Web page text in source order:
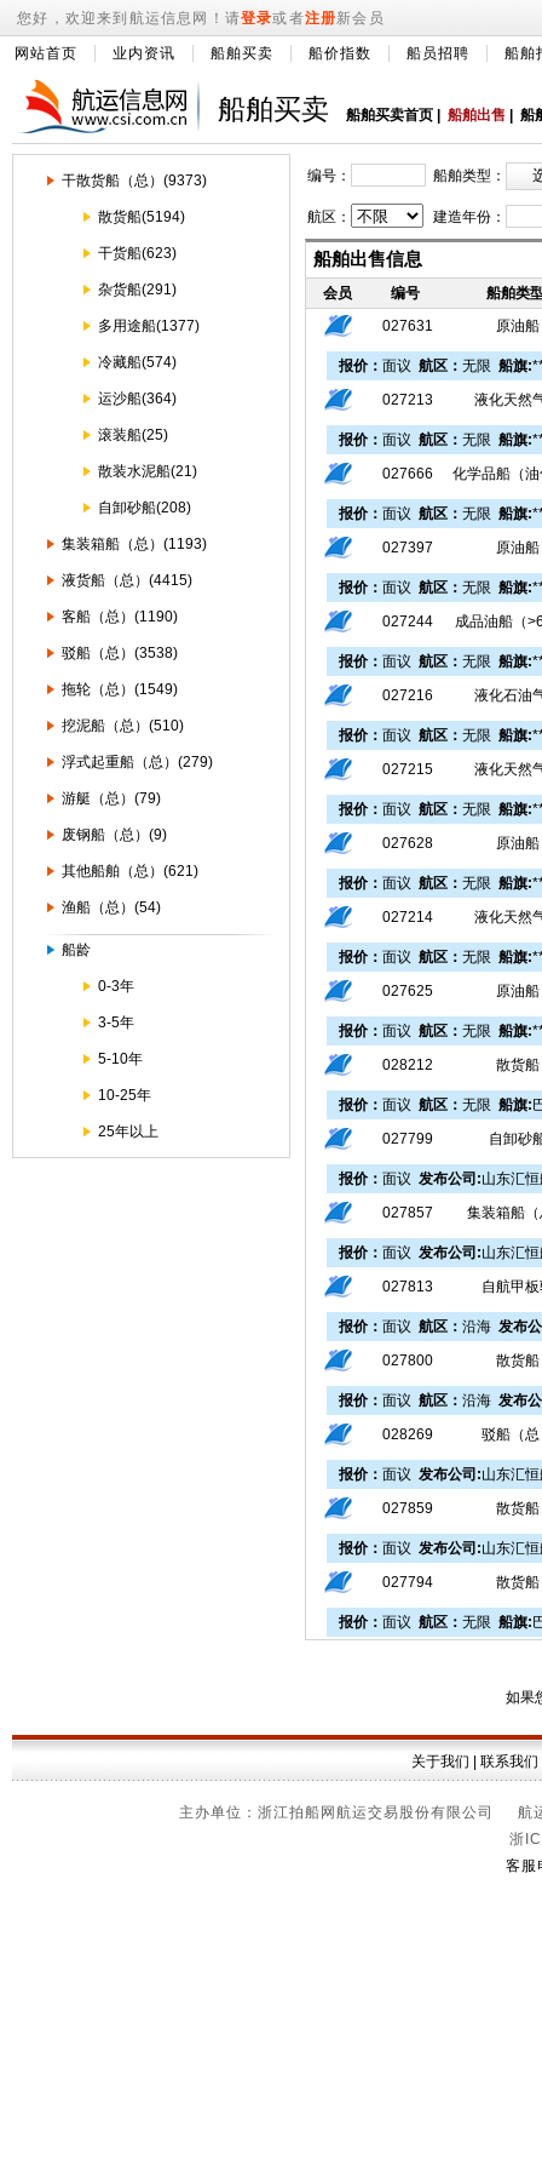
您好，欢迎来到航运信息网！请登录或者注册新会员
网站首页 业内资讯 船舶买卖 船价指数 船员招聘 船舶
船舶买卖 船舶买卖首页 船舶出售 船
干散货船（总）(9373)
散货船(5194)
干货船(623)
杂货船(291)
多用途船(1377)
冷藏船(574)
运沙船(364)
滚装船(25)
散装水泥船(21)
自卸砂船(208)
集装箱船（总）(1193)
液货船（总）(4415)
客船（总）(1190)
驳船（总）(3538)
拖轮（总）(1549)
挖泥船（总）(510)
浮式起重船（总）(279)
游艇（总）(79)
废钢船（总）(9)
其他船舶（总）(621)
渔船（总）(54)
船龄
0-3年
3-5年
5-10年
10-25年
25年以上
编号： 船舶类型：
航区： 建造年份：
船舶出售信息
会员 编号
船舶类
027631
原油船
报价： 面议 航区： 无限 船旗:
027213
液化天然
报价： 面议 航区： 无限 船旗:
027666
化学品船（
报价： 面议 航区： 无限 船旗:
027397
原油船
报价： 面议 航区： 无限 船旗:
027244
成品油船（
报价： 面议 航区： 无限 船旗:
027216
液化石油
报价： 面议 航区： 无限 船旗:
027215
液化天然
报价： 面议 航区： 无限 船旗:
027628
原油船
报价： 面议 航区： 无限 船旗:
027214
液化天然
报价： 面议 航区： 无限 船旗:
027625
原油船
报价： 面议 航区： 无限 船旗:
028212
散货船
报价： 面议 航区： 无限 船旗:
027799
自卸砂
报价： 面议 发布公司:山东汇
027857
集装箱船
报价： 面议 发布公司:山东汇
027813
自航甲
报价： 面议 航区： 沿海 发布
027800
散货船
报价： 面议 航区： 沿海 发布
028269
驳船（
报价： 面议 发布公司:山东汇
027859
散货船
报价： 面议 发布公司:山东汇
027794
散货船
报价： 面议 航区： 无限 船旗:
如果
关于我们 联系我们
主办单位：浙江拍船网航运交易股份有限公司
浙
客服